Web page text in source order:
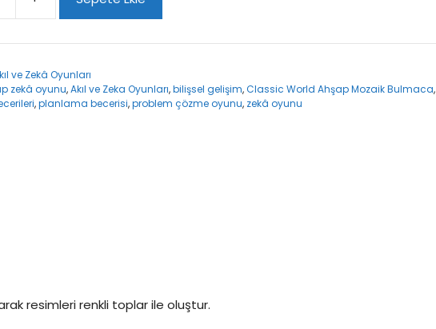
ve Zekâ Oyunları
zekâ oyunu,Akıl ve Zeka Oyunları,bilişsel gelişim,Classic World Ahşap Mozaik Bulmaca,
,planlama becerisi,problem çözme oyunu, zekâ oyunu
resimleri renkli toplar ile oluştur.